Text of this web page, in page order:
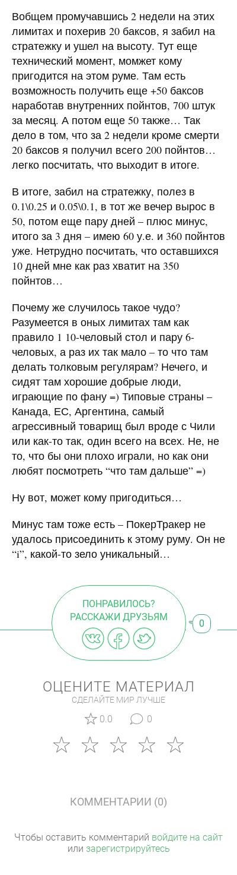
Вобщем промучавшись 2 недели на этих
лимитах и похерив 20 баксов, я забил на
стратежку и ушел на высоту. Тут еще
технический момент, момжет кому
пригодится на этом руме. Там есть
возможность получить еще +50 баксов
наработав внутренних пойнтов, 700 штук
за месяц. А потом еще 50 также… Так
дело в том, что за 2 недели кроме смерти
20 баксов я получил всего 200 пойнтов…
легко посчитать, что выходит в итоге.
В итоге, забил на стратежку, полез в
0.1\0.25 и 0.05\0.1, в тот же вечер вырос в
50, потом еще пару дней – плюс минус,
итого за 3 дня – имею 60 у.е. и 360 пойнтов
уже. Нетрудно посчитать, что оставшихся
10 дней мне как раз хватит на 350
пойнтов…
Почему же случилось такое чудо?
Разумеется в оных лимитах там как
правило 1 10-человый стол и пару 6-
человых, а раз их так мало – то что там
делать толковым регулярам? Нечего, и
сидят там хорошие добрые люди,
играющие по фану =) Типовые страны –
Канада, ЕС, Аргентина, самый
агрессивный товарищ был вроде с Чили
или как-то так, один всего на всех. Не, не
то, что бы они плохо играли, но как они
любят посмотреть “что там дальше” =)
Ну вот, может кому пригодиться…
Минус там тоже есть – ПокерТракер не
удалось присоединить к этому руму. Он не
“i”, какой-то зело уникальный…
ПОНРАВИЛОСЬ?
РАССКАЖИ ДРУЗЬЯМ
0
ОЦЕНИТЕ МАТЕРИАЛ
СДЕЛАЙТЕ МИР ЛУЧШЕ
0.0 0
КОММЕНТАРИИ (0)
Чтобы оставить комментарий войдите на сайт
или зарегистрируйтесь